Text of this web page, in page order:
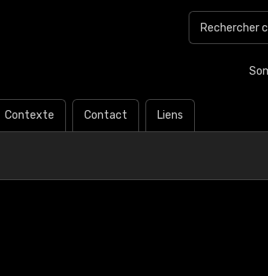
Contexte Contact Liens